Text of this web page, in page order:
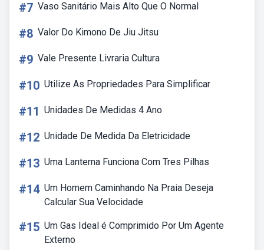
#7 Vaso Sanitário Mais Alto Que O Normal
#8 Valor Do Kimono De Jiu Jitsu
#9 Vale Presente Livraria Cultura
#10 Utilize As Propriedades Para Simplificar
#11 Unidades De Medidas 4 Ano
#12 Unidade De Medida Da Eletricidade
#13 Uma Lanterna Funciona Com Tres Pilhas
#14 Um Homem Caminhando Na Praia Deseja
Calcular Sua Velocidade
#15 Um Gas Ideal é Comprimido Por Um Agente
Externo